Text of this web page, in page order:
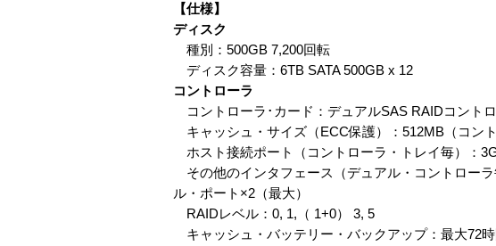
【仕様】
ディスク
種別：500GB 7,200回転
ディスク容量：6TB SATA 500GB x 12
コントローラ
コントローラ･カード：デュアルSAS RAIDコント
キャッシュ・サイズ（ECC保護）：512MB（コン
ホスト接続ポート（コントローラ・トレイ毎）：
その他のインタフェース（デュアル・コントロー
ル・ポート×2（最大）
RAIDレベル：0, 1,（ 1+0） 3, 5
キャッシュ・バッテリー・バックアップ：最大72